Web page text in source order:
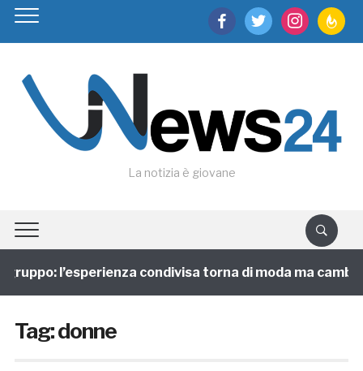
facebooktwitter instagram
La notizia è giovane
l’esperienza condivisa torna di moda ma cambia
Tag:donne